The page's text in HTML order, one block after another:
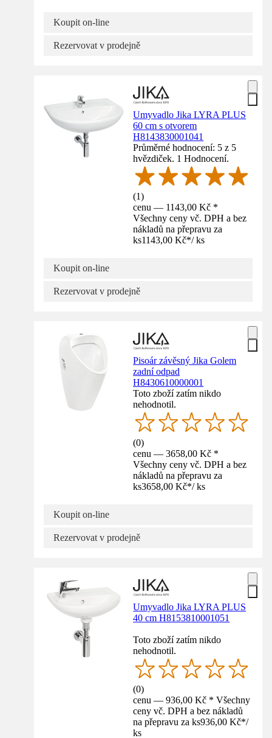
Koupit on-line
Rezervovat v prodejně
Umyvadlo Jika LYRA PLUS
60 cm s otvorem
H8143830001041
Průměrné hodnocení: 5 z 5
hvězdiček. 1 Hodnocení.
(1)
cenu — 1143,00 Kč *
Všechny ceny vč. DPH a bez
nákladů na přepravu za
ks1143,00 Kč*/ ks
Koupit on-line
Rezervovat v prodejně
Pisoár závěsný Jika Golem
zadní odpad
H8430610000001
Toto zboží zatím nikdo
nehodnotil.
(0)
cenu — 3658,00 Kč *
Všechny ceny vč. DPH a bez
nákladů na přepravu za
ks3658,00 Kč*/ ks
Koupit on-line
Rezervovat v prodejně
Umyvadlo Jika LYRA PLUS
40 cm H8153810001051
Toto zboží zatím nikdo
nehodnotil.
(0)
cenu — 936,00 Kč * Všechny
ceny vč. DPH a bez nákladů
na přepravu za ks936,00 Kč*/
ks